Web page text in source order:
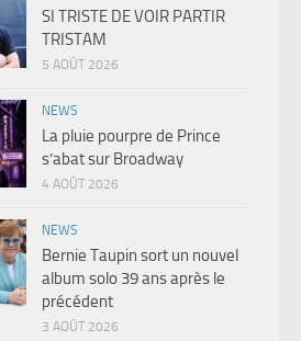
SI TRISTE DE VOIR PARTIR
TRISTAM
5 AOÛT 2026
NEWS
La pluie pourpre de Prince
s’abat sur Broadway
4 AOÛT 2026
NEWS
Bernie Taupin sort un nouvel
album solo 39 ans après le
précédent
3 AOÛT 2026